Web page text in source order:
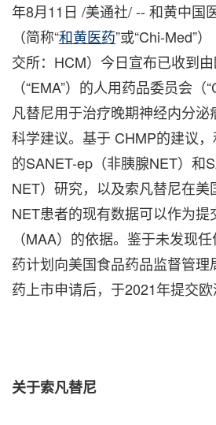
年8月11日 /美通社/ -- 和黄中国
（简称“和黄医药”或“Chi-Med”
交所：HCM）今日宣布已收到
（“EMA”）的人用药品委员会（
凡替尼用于治疗晚期神经内分泌
科学建议。基于 CHMP的建议，
的SANET-ep（非胰腺NET）和
NET）研究，以及索凡替尼在
NET患者的现有数据可以作为提
（MAA）的依据。鉴于未发现任
药计划向美国食品药品监督管理
药上市申请后，于2021年提交欧
关于索凡替尼